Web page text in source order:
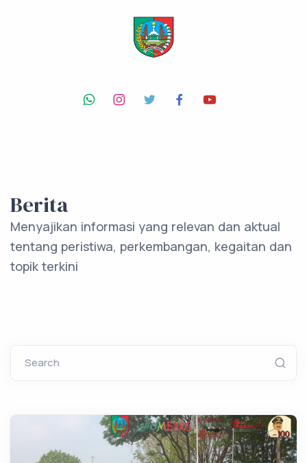
Berita
Menyajikan informasi yang relevan dan aktual
tentang peristiwa, perkembangan, kegaitan dan
topik terkini
Search